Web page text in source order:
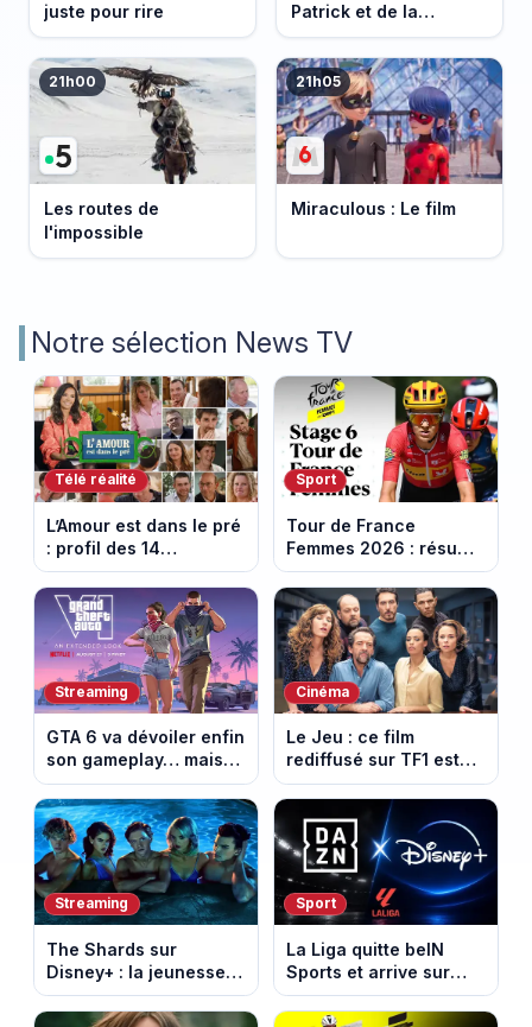
juste pour rire
Patrick et de la
Bretagne
21h00
Les routes de
l'impossible
21h05
Miraculous : Le film
Notre sélection News TV
Télé réalité
L’Amour est dans le pré
: profil des 14
agriculteurs, speed
dating inédit et de
nouvelles histoires
d’amour
Sport
Tour de France
Femmes 2026 : résumé
vidéo de la 6e étape
entre Montbrison et
Tournon-sur-Rhône
Streaming
GTA 6 va dévoiler enfin
son gameplay… mais
d’abord sur Netflix
Cinéma
Le Jeu : ce film
rediffusé sur TF1 est
adapté d’un succès
italien devenu un
phénomène mondial
Streaming
The Shards sur
Disney+ : la jeunesse
dorée de Los Angeles
face à un tueur dans
Sport
La Liga quitte beIN
Sports et arrive sur
DAZN et Disney+ en
France